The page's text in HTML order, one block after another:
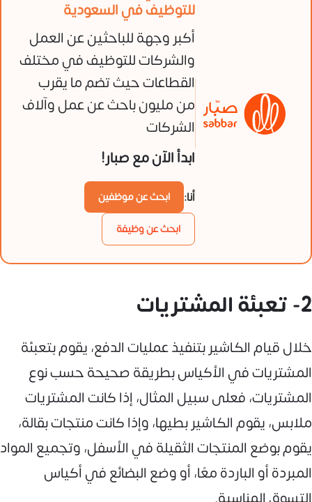
للتوظيف في السعودية
أكبر وجهة للباحثين عن العمل
والشركات للتوظيف في مختلف
القطاعات حيث تضم ما يقرب
من مليون باحث عن عمل وآلاف
الشركات
ابدأ الآن مع صبار!
أنا:
ابحث عن موظفين
ابحث عن وظيفة
2- تعبئة المشتريات
خلال قيام الكاشير بتنفيذ عمليات الدفع، يقوم بتعبئة
المشتريات في الأكياس بطريقة صحيحة حسب نوع
المشتريات، فعلى سبيل المثال، إذا كانت المشتريات
ملابس، يقوم الكاشير بطيها، وإذا كانت منتجات بقالة،
يقوم بوضع المنتجات الثقيلة في الأسفل، وتجميع المواد
المبردة أو الباردة معًا، أو وضع البضائع في أكياس